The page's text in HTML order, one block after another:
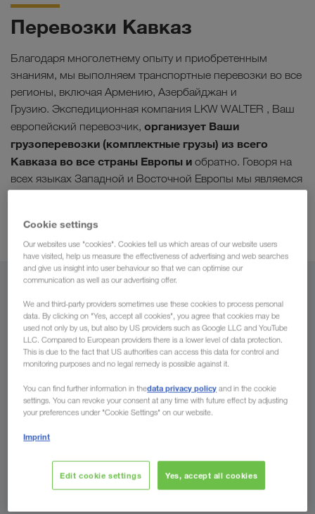
Перевозки Кавказ
Благодаря многолетнему опыту и приобретенным
знаниям, мы выполняем транспортные перевозки во все
регионы, включая Армению, Азербайджан и
Грузию. Экспедиционная компания LKW WALTER , Ваш
европейский перевозчик, организует Ваши
грузоперевозки (комплектные грузы) из всего
Кавказа во все страны Европы и обратно. Говоря на
всех языках Западной и Восточной Европы мы являемся
коммерческое предложение
Казахстан
Страна
Сделать запрос
Cookie settings
Our websites use "cookies". Cookies tell us which areas of our website users
have visited, help us measure the effectiveness of advertising and web searches
and give us insight into user behaviour so that we can optimise our
communication as well as our advertising offer.
We and third-party providers sometimes use these cookies to process personal
data. By clicking on "Yes, accept all cookies", you agree that cookies may be
used not only by us, but also by US providers such as Google LLC and YouTube
LLC. Compared to European providers there is a lower level of data protection.
This is due to the fact that US authorities can access this data for control and
monitoring purposes and no legal remedy is possible against it.
You can find further information in thedata privacy policy and in the cookie
settings. You can revoke your consent at any time with future effect by adjusting
your preferences under "Cookie Settings" on our website.
Imprint
Edit cookie settings Yes, accept all cookies